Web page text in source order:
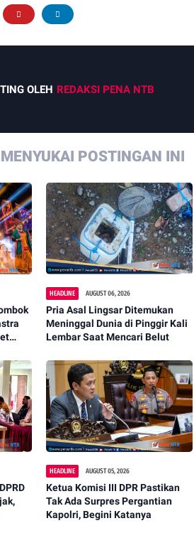
OLEH REDAKSI PENA NTB
POSTINGAN INI
HEADLINE AUGUST 06, 2026
Pria Asal Lingsar Ditemukan
Meninggal Dunia di Pinggir Kali
Lembar Saat Mencari Belut
HEADLINE AUGUST 05, 2026
Ketua Komisi III DPR Pastikan
Tak Ada Surpres Pergantian
Kapolri, Begini Katanya